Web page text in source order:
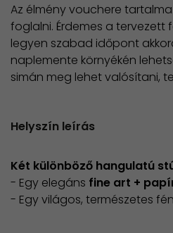
Az élmény vouchere
foglalni. Érdemes a
legyen szabad időpont
naplemente környékén
simán meg lehet valósítani,
Helyszín leírás
Két különböző hangulatú
- Egy elegáns fine art +
- Egy világos, természetes